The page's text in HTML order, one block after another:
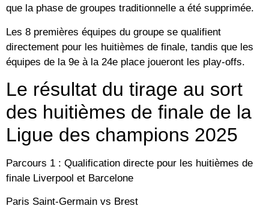
que la phase de groupes traditionnelle a été supprimée.
Les 8 premières équipes du groupe se qualifient
directement pour les huitièmes de finale, tandis que les
équipes de la 9e à la 24e place joueront les play-offs.
Le résultat du tirage au sort
des huitièmes de finale de la
Ligue des champions 2025
Parcours 1 : Qualification directe pour les huitièmes de
finale Liverpool et Barcelone
Paris Saint-Germain vs Brest